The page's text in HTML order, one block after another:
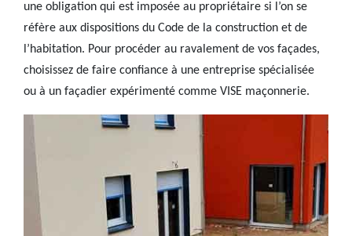
une obligation qui est imposée au propriétaire si l’on se
réfère aux dispositions du Code de la construction et de
l’habitation. Pour procéder au ravalement de vos façades,
choisissez de faire confiance à une entreprise spécialisée
ou à un façadier expérimenté comme VISE maçonnerie.